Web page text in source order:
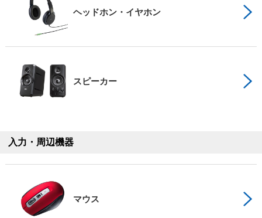
ヘッドホン・イヤホン
スピーカー
入力・周辺機器
マウス